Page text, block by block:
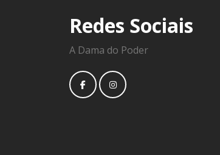
Redes Sociais
A Dama do Poder